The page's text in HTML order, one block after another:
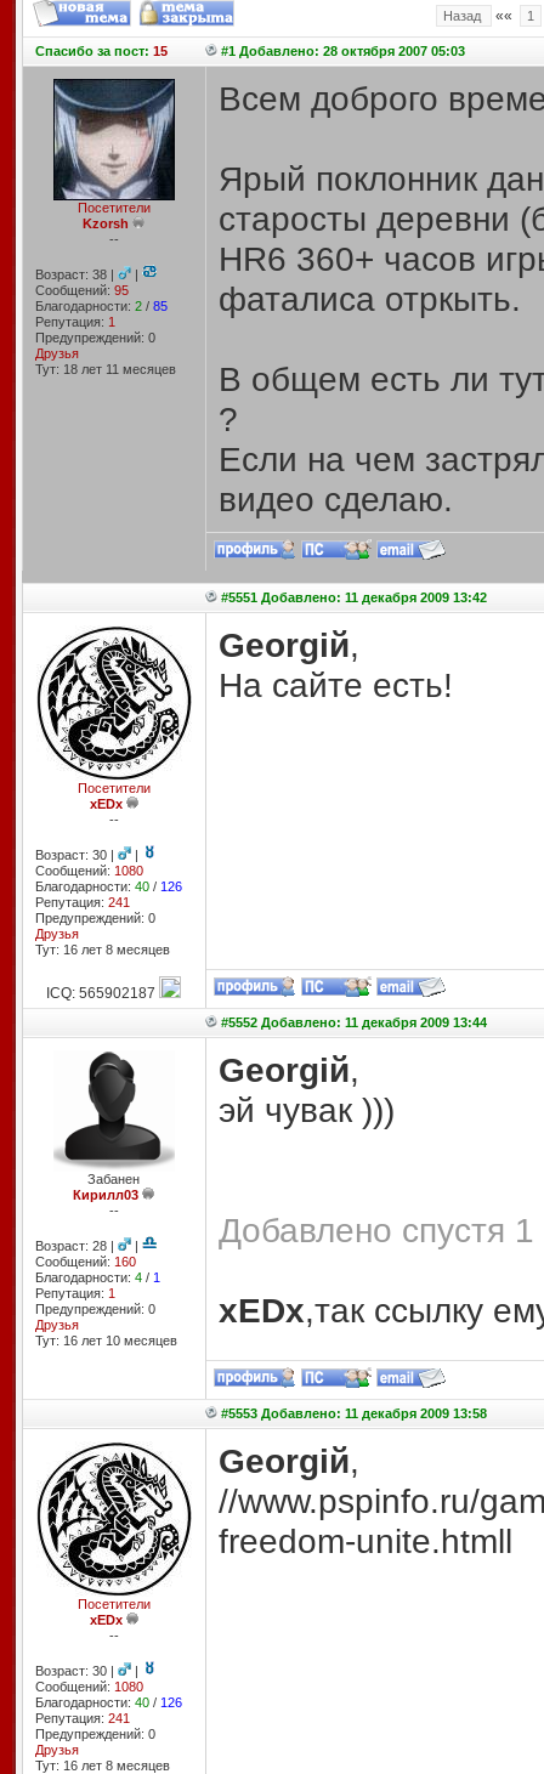
Назад «« 1
Спасибоза пост: 15 #1 Добавлено: 28 октября 2007 05:03
Посетители
Kzorsh
--
Возраст: 38 |
|
Сообщений: 95
Благодарности: 2/ 85
Репутация: 1
Предупреждений: 0
Друзья
Тут: 18 лет 11 месяцев
Всем доброго
Ярый поклонник
старосты деревни
HR6 360+ часов
фаталиса отркыть.
В общем есть ли
?
Если на чем
видео сделаю.
#5551 Добавлено: 11 декабря 2009 13:42
Посетители
xEDx
--
Возраст: 30 |
|
Сообщений: 1080
Благодарности: 40/ 126
Репутация: 241
Предупреждений: 0
Друзья
Тут: 16 лет 8 месяцев
Georgiй,
На сайте есть!
ICQ: 565902187
#5552 Добавлено: 11 декабря 2009 13:44
Забанен
Кирилл03
--
Возраст: 28 |
|
Сообщений: 160
Благодарности: 4/ 1
Репутация: 1
Предупреждений: 0
Друзья
Тут: 16 лет 10 месяцев
Georgiй,
эй чувак )))
Добавлено спустя
xEDx,так ссылку
#5553 Добавлено: 11 декабря 2009 13:58
Посетители
xEDx
--
Возраст: 30 |
|
Сообщений: 1080
Благодарности: 40/ 126
Репутация: 241
Предупреждений: 0
Друзья
Тут: 16 лет 8 месяцев
Georgiй,
//www.pspinfo.ru/
freedom-unite.htmll